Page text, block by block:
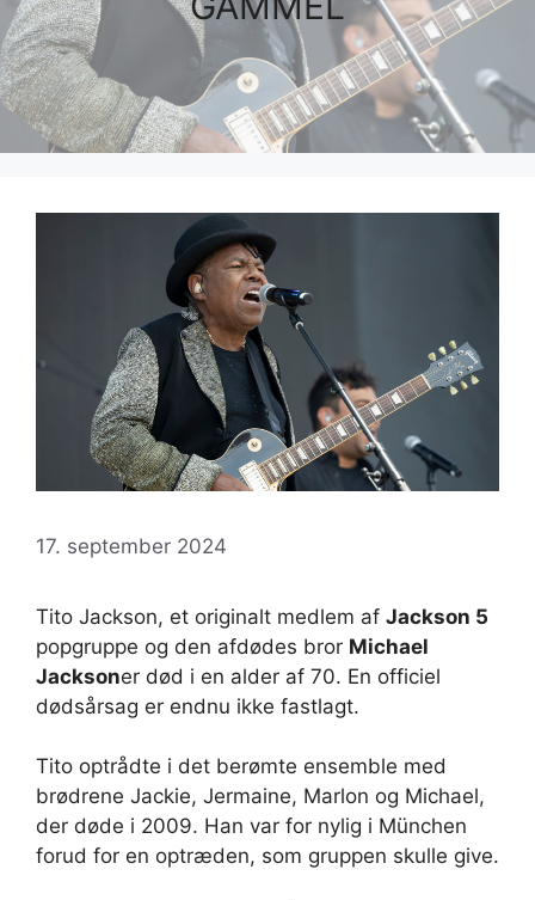
17. september 2024
Tito Jackson, et originalt medlem af Jackson 5
popgruppe og den afdødes bror Michael
Jacksoner død i en alder af 70. En officiel
dødsårsag er endnu ikke fastlagt.
Tito optrådte i det berømte ensemble med
brødrene Jackie, Jermaine, Marlon og Michael,
der døde i 2009. Han var for nylig i München
forud for en optræden, som gruppen skulle give.